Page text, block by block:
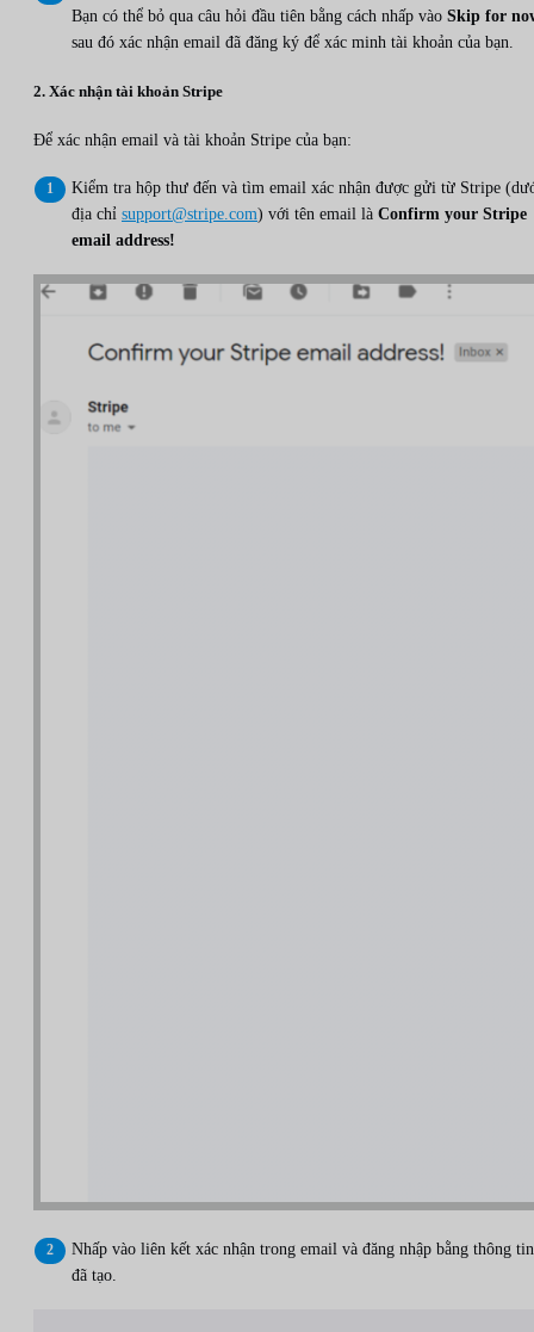
Bạn có thể bỏ qua câu hỏi đầu tiên bằng cách nhấp vào Skip for
sau đó xác nhận email đã đăng ký để xác minh tài khoản của bạn.
2. Xác nhận tài khoản Stripe
Để xác nhận email và tài khoản Stripe của bạn:
Kiểm tra hộp thư đến và tìm email xác nhận được gửi từ Stripe
địa chỉ support@stripe.com) với tên email là Confirm your Stripe
email address!
Nhấp vào liên kết xác nhận trong email và đăng nhập bằng thông tin
đã tạo.